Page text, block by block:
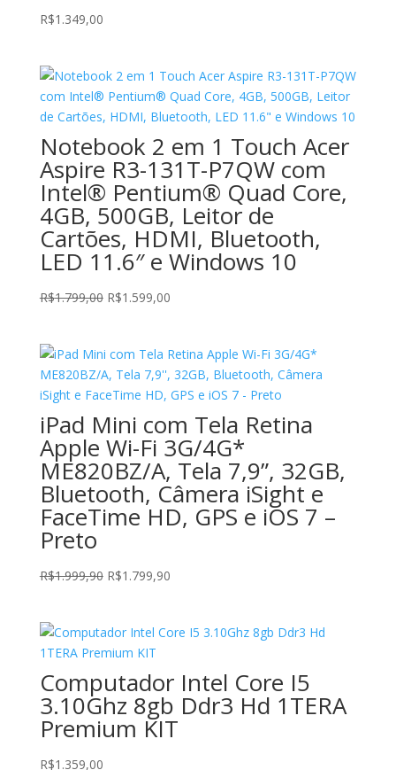
R$1.349,00
Notebook 2 em 1 Touch Acer
Aspire R3-131T-P7QW com
Intel® Pentium® Quad Core,
4GB, 500GB, Leitor de
Cartões, HDMI, Bluetooth,
LED 11.6″ e Windows 10
R$1.799,00 O
era:
R$1.799,00.
R$1.599,00O
é:
R$1.599,00.
iPad Mini com Tela Retina
Apple Wi-Fi 3G/4G*
ME820BZ/A, Tela 7,9”, 32GB,
Bluetooth, Câmera iSight e
FaceTime HD, GPS e iOS 7 –
Preto
R$1.999,90 O
era:
R$1.999,90.
R$1.799,90O
é:
Computador Intel Core I5
3.10Ghz 8gb Ddr3 Hd 1TERA
Premium KIT
R$1.359,00